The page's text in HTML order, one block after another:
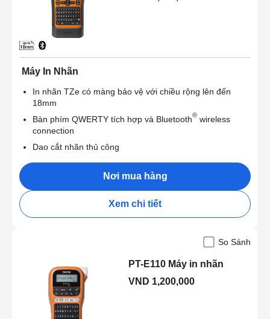
Máy In Nhãn
In nhãn TZe có màng bảo vệ với chiều rộng lên đến
18mm
Bàn phím QWERTY tích hợp và Bluetooth® wireless
connection
Dao cắt nhãn thủ công
Nơi mua hàng
Xem chi tiết
So Sánh
PT-E110 Máy in nhãn
VND 1,200,000